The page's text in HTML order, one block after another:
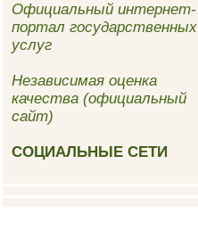
Официальный интернет-
портал государственных
услуг
Независимая оценка
качества (официальный
сайт)
СОЦИАЛЬНЫЕ СЕТИ